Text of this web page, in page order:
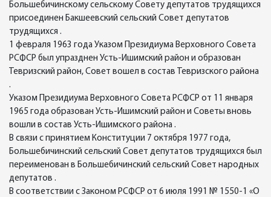
Большебичинскому сельскому Совету депутатов трудящихся
присоединен Бакшеевский сельский Совет депутатов
трудящихся .
1 февраля 1963 года Указом Президиума Верховного Совета
РСФСР был упразднен Усть-Ишимский район и образован
Тевризский район, Совет вошел в состав Тевризского района
.
Указом Президиума Верховного Совета РСФСР от 11 января
1965 года образован Усть-Ишимский район и Советы вновь
вошли в состав Усть-Ишимского района .
В связи с принятием Конституции 7 октября 1977 года,
Большебичинский сельский Совет депутатов трудящихся был
переименован в Большебичинский сельский Совет народных
депутатов .
В соответствии с Законом РСФСР от 6 июля 1991 № 1550-1 «О